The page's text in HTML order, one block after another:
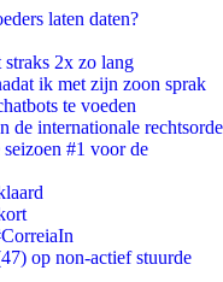
laten daten?
2x zo lang
ik met zijn zoon sprak
te voeden
internationale rechtsorde
#1 voor de
op non-actief stuurde